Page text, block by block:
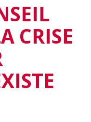
CRISE